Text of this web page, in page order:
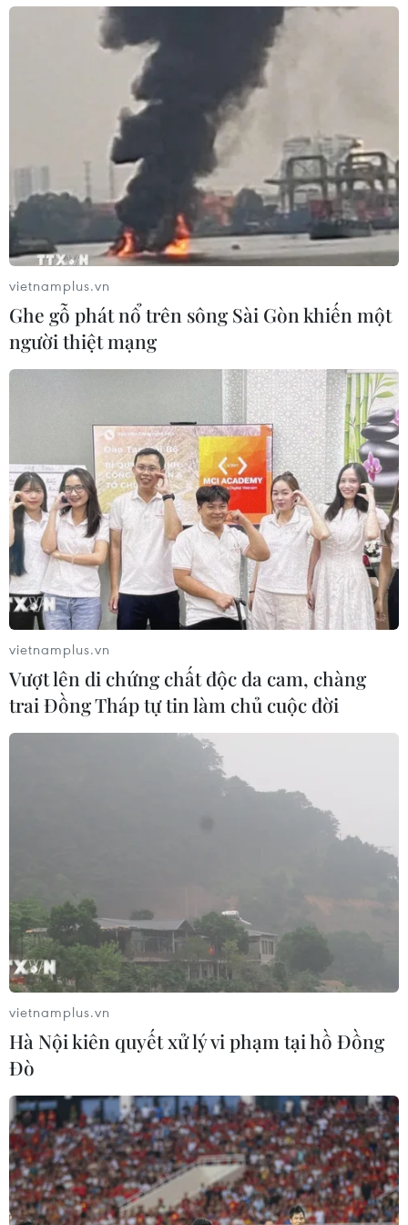
TIN CÙNG CHUYÊN MỤC
Trung Quốc hoàn thành bản đồ địa
chất mới của toàn bộ Mặt Trăng
vietnamplus.vn
Ghe gỗ phát nổ trên sông Sài Gòn khiến một
người thiệt mạng
vietnamplus.vn
Vượt lên di chứng chất độc da cam, chàng
trai Đồng Tháp tự tin làm chủ cuộc đời
vietnamplus.vn
Hà Nội kiên quyết xử lý vi phạm tại hồ Đồng
Đò